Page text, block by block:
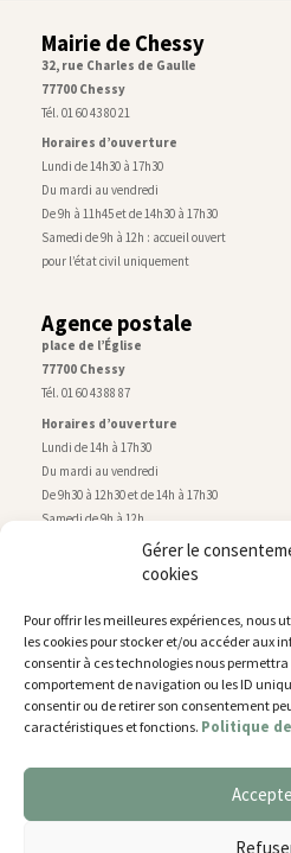
Gérer le
cookies
Pour offrir les meilleures expériences, nous
les cookies pour stocker et/ou accéder aux
consentir à ces technologies nous
comportement de navigation ou les ID
consentir ou de retirer son consentement
caractéristiques et fonctions. Politique
Mairie de Chessy
32, rue Charles de Gaulle
77700 Chessy
Tél. 01 60 43 80 21
Horaires d’ouverture
Lundi de 14h30 à 17h30
Du mardi au vendredi
De 9h à 11h45 et de 14h30 à 17h30
Samedi de 9h à 12h : accueil ouvert
pour l’état civil uniquement
Agence postale
place de l’Église
77700 Chessy
Tél. 01 60 43 88 87
Horaires d’ouverture
Lundi de 14h à 17h30
Du mardi au vendredi
De 9h30 à 12h30 et de 14h à 17h30
Samedi de 9h à 12h
Service technique
rue de Montry–77700 Chessy
Tél. 01 60 43 52 63
Horaires d’ouverture
Lundi, mardi et jeudi
De 9h à 11h45 et de 14h30 à 17h30
Nous utilisons des cookies pour